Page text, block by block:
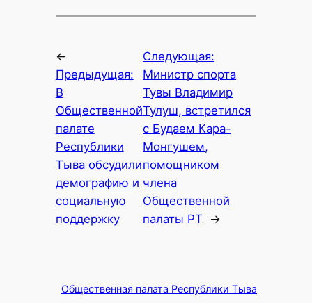
←
Предыдущая:
В
Общественной
палате
Республики
Тыва обсудили
демографию и
социальную
поддержку
Следующая:
Министр спорта
Тувы Владимир
Тулуш, встретился
с Будаем Кара-
Монгушем,
помощником
члена
Общественной
палаты РТ
→
Общественная палата Республики Тыва